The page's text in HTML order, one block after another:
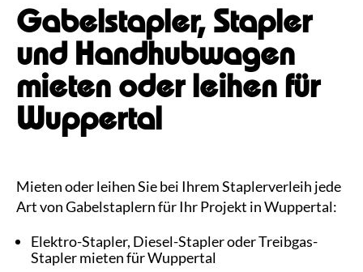
Gabelstapler, Stapler
und Handhubwagen
mieten oder leihen für
Wuppertal
Mieten oder leihen Sie bei Ihrem Staplerverleih jede
Art von Gabelstaplern für Ihr Projekt in Wuppertal:
Elektro-Stapler, Diesel-Stapler oder Treibgas-
Stapler mieten für Wuppertal